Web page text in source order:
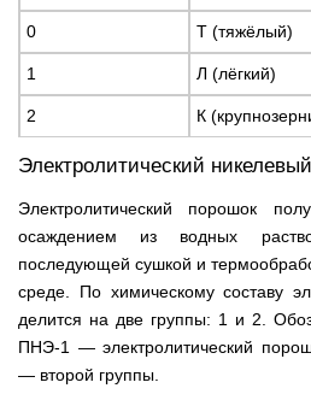
0 Т (тяжёлый)
1 Л (лёгкий)
2 К
Электролитический
Электролитический порошок
осаждением из водных
последующей сушкой и
среде. По химическому составу
делится на две группы: 1 и 2.
ПНЭ-1 — электролитический
— второй группы.